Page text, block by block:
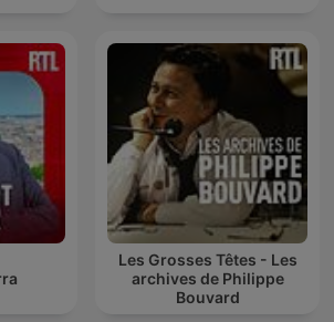
Les Grosses Têtes - Les
archives de Philippe
Bouvard